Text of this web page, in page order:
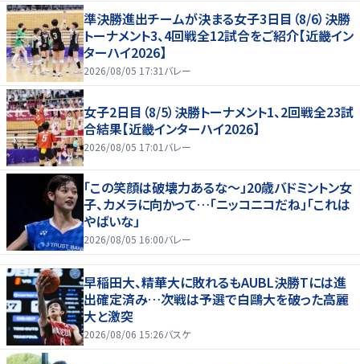
準決勝進出チームが決まる女子3日目（8/6）決勝
トーナメント3、4回戦全12試合をご紹介【近畿イン
ターハイ2026】
2026/08/05 17:31バレー
女子2日目（8/5）決勝トーナメント1、2回戦全23試
合結果【近畿インターハイ2026】
2026/08/05 17:01 バレー
「この笑顔は破壊力あるな〜」20歳バドミントン女
子、カメラに向かって…「ニッコニコだね」「これは
やばいな」
2026/08/05 16:00バレー
早稲田大、精華大に敗れるもAUBL決勝Tには進
出確定済み…次戦は予選で白鷗大を破った高麗
大と激突
2026/08/06 15:26バスケ